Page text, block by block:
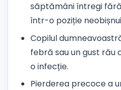
săptămâni întregi
într-o poziție
Copilul
febră sau un gust rău
o infecție.
Pierderea precoce a